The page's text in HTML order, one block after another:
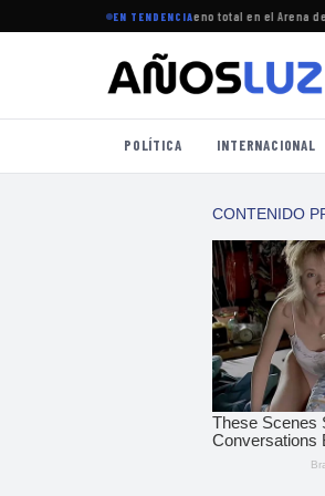
EN TENDENCIA
a Argentina y logró un lleno total en el Arena de
POLÍTICA INTERNACIONAL